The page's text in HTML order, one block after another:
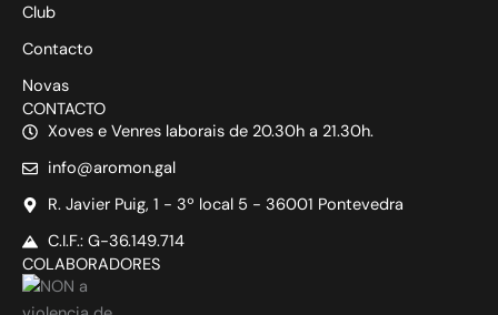
Club
Contacto
Novas
CONTACTO
Xoves e Venres laborais de 20.30h a 21.30h.
info@aromon.gal
R. Javier Puig, 1 - 3º local 5 - 36001 Pontevedra
C.I.F.: G-36.149.714
COLABORADORES